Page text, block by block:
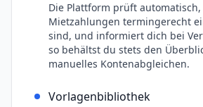
Die Plattform prüft automatisch,
Mietzahlungen termingerecht
sind, und informiert dich bei
so behältst du stets den
manuelles Kontenabgleichen.
Vorlagenbibliothek